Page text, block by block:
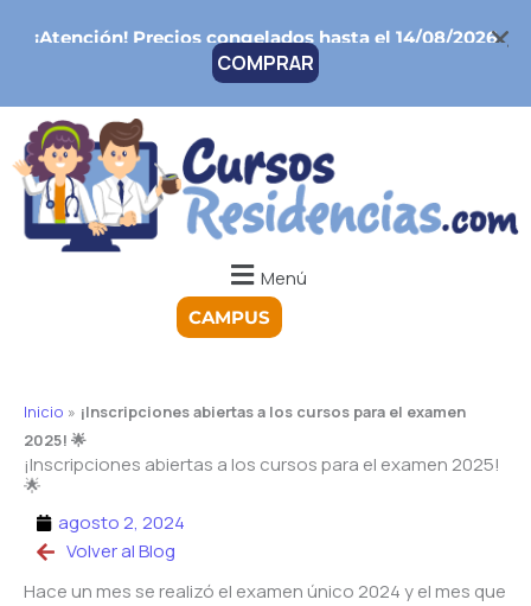
¡Atención!Precios congelados hasta el 14/08/2026
COMPRAR
Menú
CAMPUS
Inicio » ¡Inscripciones abiertas a los cursos para el examen
2025! 🌟
¡Inscripciones abiertas a los cursos para el examen 2025!
🌟
agosto 2, 2024
Volver al Blog
Hace un mes se realizó el examen único 2024 y el mes que